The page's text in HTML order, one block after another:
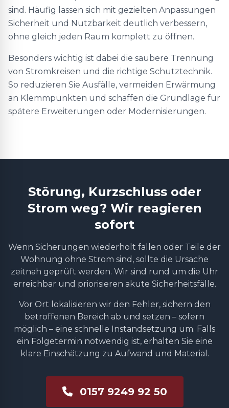
sind. Häufig lassen sich mit gezielten Anpassungen
Sicherheit und Nutzbarkeit deutlich verbessern,
ohne gleich jeden Raum komplett zu öffnen.
Besonders wichtig ist dabei die saubere Trennung
von Stromkreisen und die richtige Schutztechnik.
So reduzieren Sie Ausfälle, vermeiden Erwärmung
an Klemmpunkten und schaffen die Grundlage für
spätere Erweiterungen oder Modernisierungen.
Störung, Kurzschluss oder
Strom weg? Wir reagieren
sofort
Wenn Sicherungen wiederholt fallen oder Teile der
Wohnung ohne Strom sind, sollte die Ursache
zeitnah geprüft werden. Wir sind rund um die Uhr
erreichbar und priorisieren akute Sicherheitsfälle.
Vor Ort lokalisieren wir den Fehler, sichern den
betroffenen Bereich ab und setzen – sofern
möglich – eine schnelle Instandsetzung um. Falls
ein Folgetermin notwendig ist, erhalten Sie eine
klare Einschätzung zu Aufwand und Material.
0157 9249 92 50